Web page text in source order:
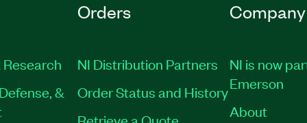
&
Orders
NI Distribution Partners
Order Status and History
Company
NI is now
Emerson
About